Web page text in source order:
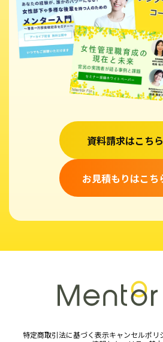
資料請求はこちら
お見積もりはこち
特定商取引法に基づく表示キャンセルポリ